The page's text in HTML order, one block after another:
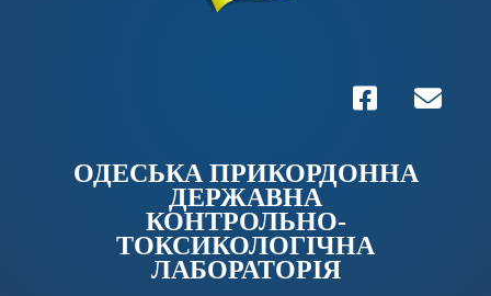
ОДЕСЬКА ПРИКОРДОННА
ДЕРЖАВНА
КОНТРОЛЬНО-
ТОКСИКОЛОГІЧНА
ЛАБОРАТОРІЯ